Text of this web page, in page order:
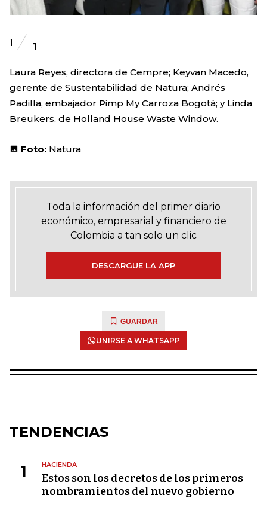
1 1
Laura Reyes, directora de Cempre; Keyvan Macedo,
gerente de Sustentabilidad de Natura; Andrés
Padilla, embajador Pimp My Carroza Bogotá; y Linda
Breukers, de Holland House Waste Window.
Foto: Natura
Toda la información del primer diario
económico, empresarial y financiero de
Colombia a tan solo un clic
DESCARGUE LA APP
GUARDAR
UNIRSE A WHATSAPP
TENDENCIAS
1 HACIENDA
Estos son los decretos de los primeros
nombramientos del nuevo gobierno